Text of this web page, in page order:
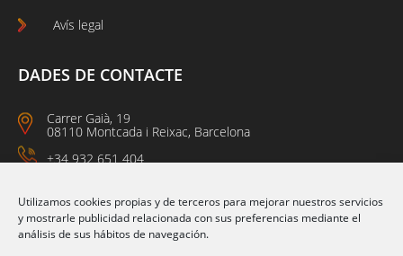
Utilizamos cookies propias y de terceros para mejorar nuestros servicios
y mostrarle publicidad relacionada con sus preferencias mediante el
análisis de sus hábitos de navegación.
Avís legal
DADES DE CONTACTE
Carrer Gaià, 19
08110 Montcada i Reixac, Barcelona
+34 932 651 404
15:00 a 18:00